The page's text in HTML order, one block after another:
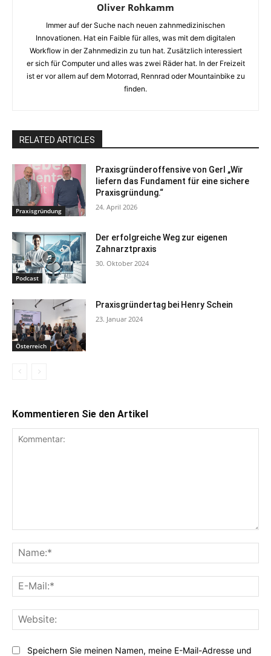
Oliver Rohkamm
Immer auf der Suche nach neuen zahnmedizinischen
Innovationen. Hat ein Faible für alles, was mit dem digitalen
Workflow in der Zahnmedizin zu tun hat. Zusätzlich interessiert
er sich für Computer und alles was zwei Räder hat. In der Freizeit
ist er vor allem auf dem Motorrad, Rennrad oder Mountainbike zu
finden.
RELATED ARTICLES
Praxisgründung
Praxisgründeroffensive von Gerl „Wir
liefern das Fundament für eine sichere
Praxisgründung.“
24. April 2026
Podcast
Der erfolgreiche Weg zur eigenen
Zahnarztpraxis
30. Oktober 2024
Österreich
Praxisgründertag bei Henry Schein
23. Januar 2024
Kommentieren Sie den Artikel
Speichern Sie meinen Namen, meine E-Mail-Adresse und